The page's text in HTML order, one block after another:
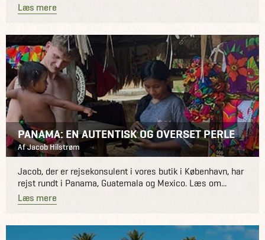
Læs mere
PANAMA: EN AUTENTISK OG OVERSET PERLE
Af Jacob Hilstrøm
Jacob, der er rejsekonsulent i vores butik i København, har
rejst rundt i Panama, Guatemala og Mexico. Læs om...
Læs mere